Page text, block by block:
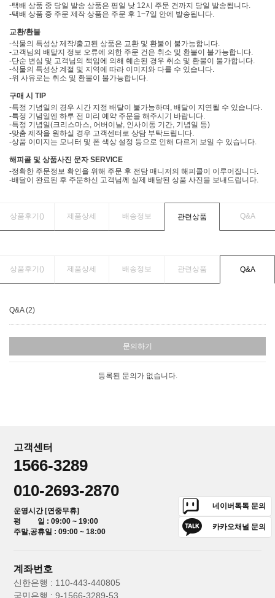
-택배 상품 중 당일 발송 상품은 평일 낮 12시 주문 건까지 당일 발송됩니다.
-택배 상품 중 주문 제작 상품은 주문 후 1~7일 안에 발송됩니다.
교환/환불
-식물의 특성상 제작/출고된 상품은 교환 및 환불이 불가능합니다.
-고객님의 배달지 정보 오류에 의한 주문 건은 취소 및 환불이 불가능합니다.
-단순 변심 및 고객님의 책임에 의해 훼손된 경우 취소 및 환불이 불가합니다.
-식물의 특성상 계절 및 지역에 따라 이미지와 다를 수 있습니다.
-위 사유로는 취소 및 환불이 불가능합니다.
구매 시 TIP
-특정 기념일의 경우 시간 지정 배달이 불가능하며, 배달이 지연될 수 있습니다.
-특정 기념일엔 하루 전 미리 예약 주문을 해주시기 바랍니다.
-특정 기념일(크리스마스, 어버이날, 인사이동 기간, 기념일 등)
-맞춤 제작을 원하실 경우 고객센터로 상담 부탁드립니다.
-상품 이미지는 모니터 및 폰 색상 설정 등으로 인해 다르게 보일 수 있습니다.
해피콜 및 상품사진 문자 SERVICE
-정확한 주문정보 확인을 위해 주문 후 전담 매니저의 해피콜이 이루어집니다.
-배달이 완료된 후 주문하신 고객님께 실제 배달된 상품 사진을 보내드립니다.
상품후기() 제품상세 배송정보 관련상품 Q&A
상품후기() 제품상세 배송정보 관련상품 Q&A
Q&A (2)
문의하기
등록된 문의가 없습니다.
고객센터
1566-3289
010-2693-2870
운영시간 [연중무휴]
평 일 : 09:00 ~ 19:00
주말,공휴일 : 09:00 ~ 18:00
네이버톡톡 문의
카카오채널 문의
계좌번호
신한은행 : 110-443-440805
국민은행 : 9-1566-3289-53